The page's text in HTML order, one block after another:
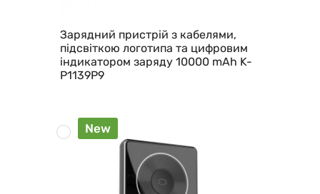
Зарядний пристрій з кабелями,
підсвіткою логотипа та цифровим
індикатором заряду 10000 mAh K-
P1139P9
New